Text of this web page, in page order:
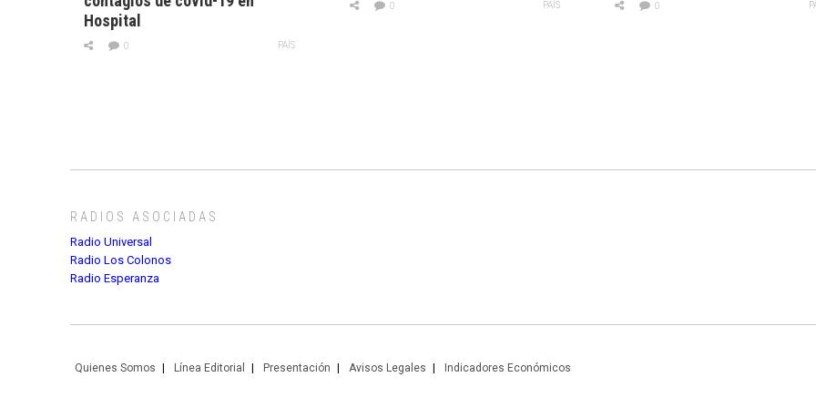
Hospital
PAÍS
0
PAÍS
0 0
RADIOS ASOCIADAS
Radio Universal
Radio Los Colonos
Radio Esperanza
Quienes Somos Línea Editorial Presentación Avisos Legales Indicadores Económicos